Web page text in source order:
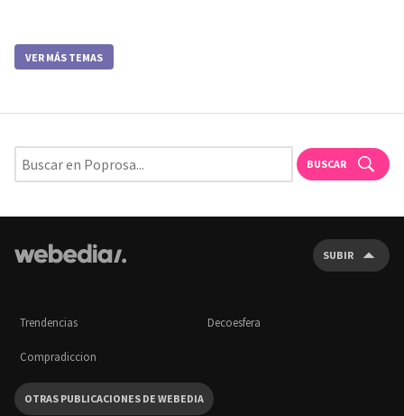
VER MÁS TEMAS
BUSCAR
SUBIR
Trendencias Decoesfera
Compradiccion
OTRAS PUBLICACIONES DE WEBEDIA